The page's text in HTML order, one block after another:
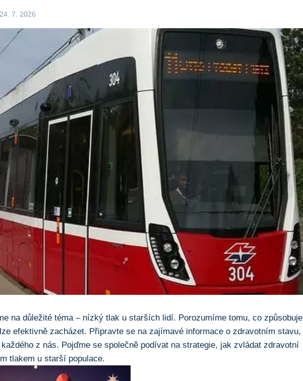
24. 7. 2026
na důležité téma – nízký tlak u starších lidí. Porozumíme tomu, co způsobuje
efektivně zacházet. Připravte se na zajímavé informace o zdravotním stavu,
z nás. Pojďme se společně podívat na strategie, jak zvládat zdravotní
tlakem u starší populace.